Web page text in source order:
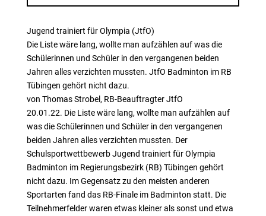
Jugend trainiert für Olympia (JtfO)
Die Liste wäre lang, wollte man aufzählen auf was die
Schülerinnen und Schüler in den vergangenen beiden
Jahren alles verzichten mussten. JtfO Badminton im RB
Tübingen gehört nicht dazu.
von Thomas Strobel, RB-Beauftragter JtfO
20.01.22. Die Liste wäre lang, wollte man aufzählen auf
was die Schülerinnen und Schüler in den vergangenen
beiden Jahren alles verzichten mussten. Der
Schulsportwettbewerb Jugend trainiert für Olympia
Badminton im Regierungsbezirk (RB) Tübingen gehört
nicht dazu. Im Gegensatz zu den meisten anderen
Sportarten fand das RB-Finale im Badminton statt. Die
Teilnehmerfelder waren etwas kleiner als sonst und etwa